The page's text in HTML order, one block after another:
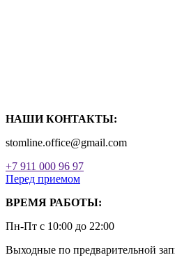
НАШИ КОНТАКТЫ:
stomline.office@gmail.com
+7 911 000 96 97
Перед приемом
ВРЕМЯ РАБОТЫ:
Пн-Пт с 10:00 до 22:00
Выходные по предварительной